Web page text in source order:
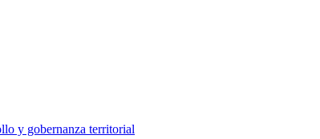
y gobernanza territorial